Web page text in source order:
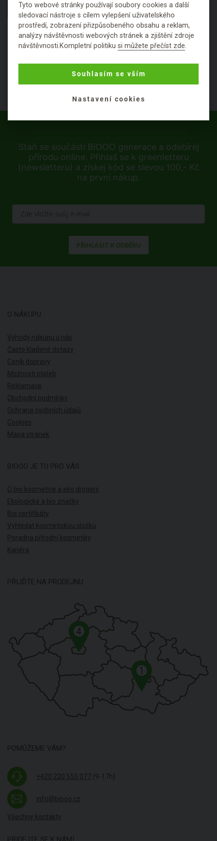
HLÍDAT DOSTUPNOST
1
Staň se součástí BiOOO generace a odebírej
přírodu online. Přihlaš se k greenletteru
(newsletteru) a získej kód se slevou 100,- Kč
na první nákup.
PŘIHLÁSIT K ODBĚRU
O NÁKUPU
Výhody nákupu u nás
Často kladené dotazy
Ceník dopravy
Možnosti plateb
Reklamace
Obchodní podmínky
Ochrana osobních údajů
Cookies
Mapa stránek
BIOOO JE TU PRO VÁS
O bio kosmetice a eko drogerii
Ekologické a bio značky
Bio certifikáty
Vyhledat kosmetickou složku
Poradna přírodní kosmetiky
Kariéra
PŘIJĎTE NA PRODEJNU
1
4
POMŮŽEME VÁM?
+420 220 555 077 (9-17h)
info@biooo.cz
Všechny kontakty
Tyto webové stránky používají soubory cookies a další
sledovací nástroje s cílem vylepšení uživatelského
prostředí, zobrazení přizpůsobeného obsahu a reklam,
analýzy návštěvnosti webových stránek a zjištění zdroje
návštěvnosti.Kompletní politikusi můžete přečíst zde.
Souhlasím se vším
Nastavení cookies